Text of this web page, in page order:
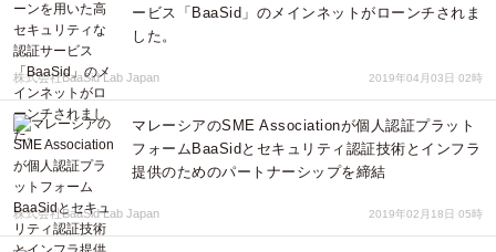
ービス「BaaSid」のメインネットがローンチされま
した。
株式会社BaaSid Lab Japan 2019年04月03日 02時
マレーシアのSME Associationが個人認証プラット
フォームBaaSidとセキュリティ認証技術とインフラ
提供のためのパートナーシップを締結
株式会社BaaSid Lab Japan 2019年02月18日 05時